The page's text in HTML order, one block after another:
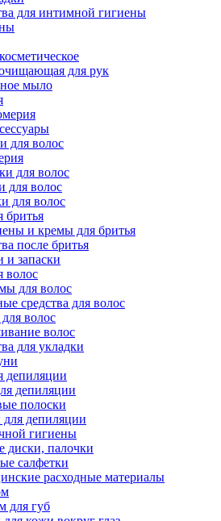
для интимной гигиены
для рук
мыло
для волос
для волос
для волос
для волос
бритья
и кремы для бритья
после бритья
и запаски
волос
для волос
средства для волос
волос
волос
для укладки
депиляции
депиляции
полоски
депиляции
гигиены
диски, палочки
салфетки
расходные материалы
для губ